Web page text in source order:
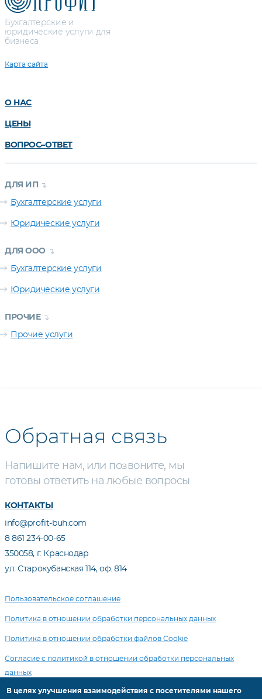
Бухгалтерские и
юридические услуги для
бизнеса
Карта сайта
О НАС
ЦЕНЫ
ВОПРОС–ОТВЕТ
ДЛЯ ИП
Бухгалтерские услуги
Юридические услуги
ДЛЯ ООО
Бухгалтерские услуги
Юридические услуги
ПРОЧИЕ
Прочие услуги
Обратная связь
Напишите нам, или позвоните, мы
готовы ответить на любые вопросы
КОНТАКТЫ
info@profit-buh.com
8 861 234-00-65
350058, г. Краснодар
ул. Старокубанская 114, оф. 814
Пользовательское соглашение
Политика в отношении обработки персональных данных
Политика в отношении обработки файлов Cookie
Согласие с политикой в отношении обработки персональных
данных
Цены, указанные на сайте, не являются публичной
В целях улучшения взаимодействия с посетителями нашего